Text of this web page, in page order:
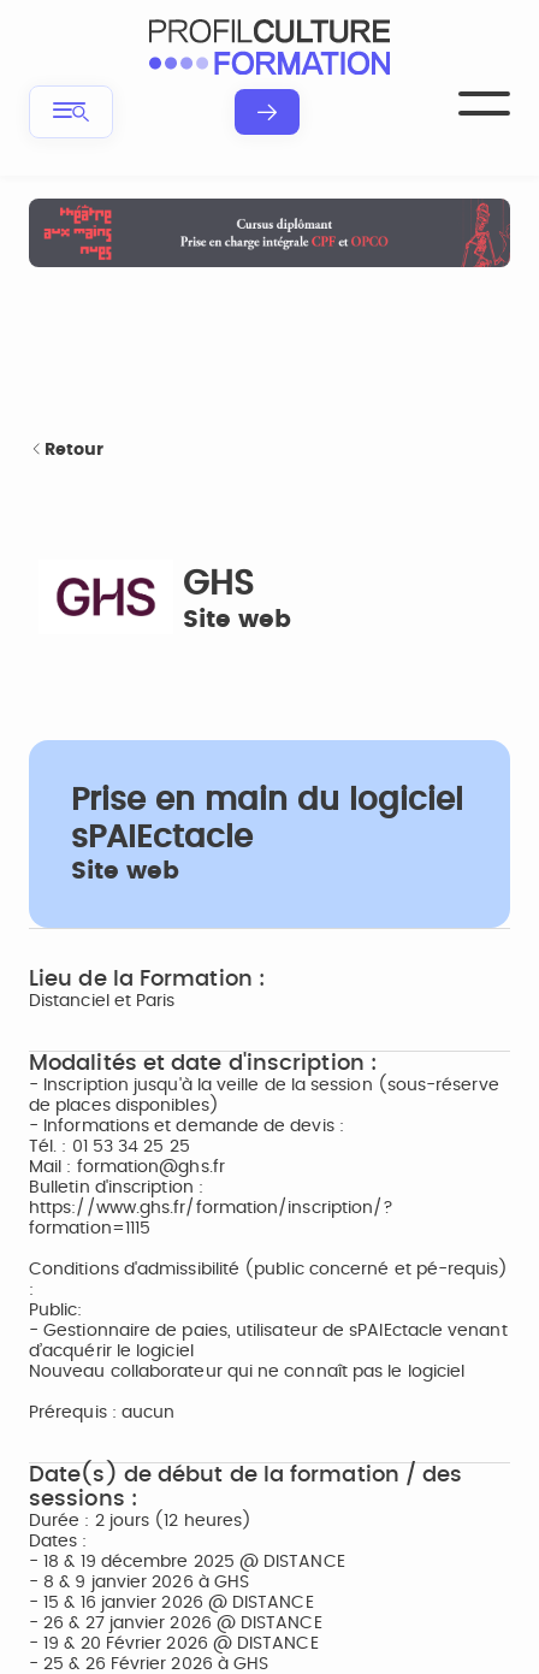
Retour
GHS
Site web
Prise en main du logiciel
sPAIEctacle
Site web
Lieu de la Formation :
Distanciel et Paris
Modalités et date d'inscription :
- Inscription jusqu'à la veille de la session (sous-réserve
de places disponibles)
- Informations et demande de devis :
Tél. : 01 53 34 25 25
Mail : formation@ghs.fr
Bulletin d'inscription :
https://www.ghs.fr/formation/inscription/?
formation=1115
Conditions d'admissibilité (public concerné et pé-requis)
:
Public:
- Gestionnaire de paies, utilisateur de sPAIEctacle venant
d’acquérir le logiciel
Nouveau collaborateur qui ne connaît pas le logiciel
Prérequis : aucun
Date(s) de début de la formation / des
sessions :
Durée : 2 jours (12 heures)
Dates :
- 18 & 19 décembre 2025 @ DISTANCE
- 8 & 9 janvier 2026 à GHS
- 15 & 16 janvier 2026 @ DISTANCE
- 26 & 27 janvier 2026 @ DISTANCE
- 19 & 20 Février 2026 @ DISTANCE
- 25 & 26 Février 2026 à GHS